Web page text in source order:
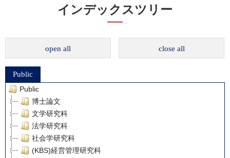
インデックスツリー
open all close all
Public
Public
博士論文
文学研究科
法学研究科
社会学研究科
(KBS)経営管理研究科